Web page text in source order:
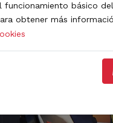
funcionamiento básico
obtener más